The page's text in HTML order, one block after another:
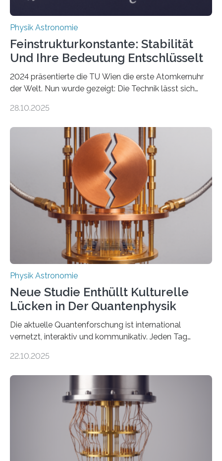
Physik Astronomie
Feinstrukturkonstante: Stabilität
Und Ihre Bedeutung Entschlüsselt
2024 präsentierte die TU Wien die erste Atomkernuhr
der Welt. Nun wurde gezeigt: Die Technik lässt sich
fundamentalen Physik nachzugehen. Thorium-
Messungen verwenden. Das hatte man jahrzehntelang
vermutet, weltweit war nach den passenden
Atomkern-Zuständen gesucht worden, 2024 gelang
einem Team der TU Wien mit Unterstützung
internationaler Partner der entscheidende Durchbruch:
Der lange diskutierte Thorium-Kernübergang wurde
gefunden. Kurz darauf konnte man zeigen, dass sich
Thorium tatsächlich nutzen lässt, um hochpräzise…
28.10.2025
Physik Astronomie
Neue Studie Enthüllt Kulturelle
Lücken in Der Quantenphysik
Die aktuelle Quantenforschung ist international
vernetzt, interaktiv und kommunikativ. Jeden Tag
oft von Autor*innen, die eng zusammenarbeiten. Neue
werden schnell weiterentwickelt. Dies ist der Alltag in
der Forschung der Quantentheorie, die dieses Jahr 100
Jahre alt geworden ist, weshalb die UNESCO 2025 zum
Internationalen Jahr der Quantenwissenschaft und -
technologie ausgerufen hat. Doch nun hat eine
internationale Forschungsgruppe um den
22.10.2025